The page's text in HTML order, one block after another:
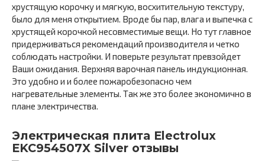
хрустящую корочку и мягкую, восхитительную текстуру,
было для меня открытием. Вроде бы пар, влага и выпечка с
хрустящей корочкой несовместимые вещи. Но тут главное
придерживаться рекомендаций производителя и четко
соблюдать настройки. И поверьте результат превзойдет
Ваши ожидания. Верхняя варочная панель индукционная.
Это удобно и и более пожаробезопасно чем
нагревательные элементы. Так же это более экономично в
плане электричества.
Электрическая плита Electrolux
EKC954507X Silver отзывы